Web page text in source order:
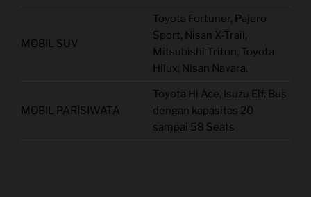
MOBIL SUV
Toyota Fortuner, Pajero
Sport, Nisan X-Trail,
Mitsubishi Triton, Toyota
Hilux, Nisan Navara.
MOBIL PARISIWATA
Toyota Hi Ace, Isuzu Elf, Bus
dengan kapasitas 20
sampai 58 Seats